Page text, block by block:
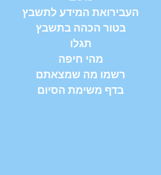
העבירואת המידע לתשבץ
בטור הכהה בתשבץ
תגלו
מהי חיפה
רשמו מה שמצאתם
בדף משימת הסיום